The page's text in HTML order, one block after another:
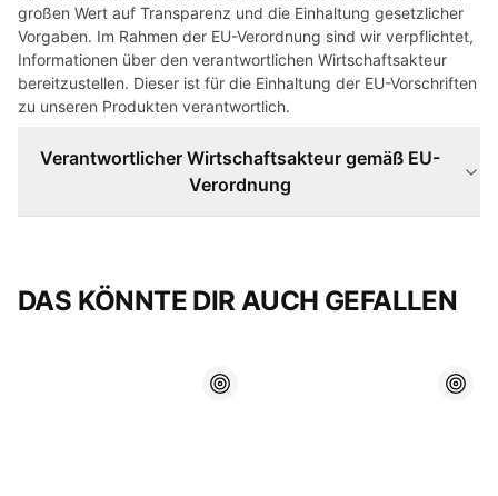
großen Wert auf Transparenz und die Einhaltung gesetzlicher
Vorgaben. Im Rahmen der EU-Verordnung sind wir verpflichtet,
Informationen über den verantwortlichen Wirtschaftsakteur
bereitzustellen. Dieser ist für die Einhaltung der EU-Vorschriften
zu unseren Produkten verantwortlich.
Verantwortlicher Wirtschaftsakteur gemäß EU-
Verordnung
DAS KÖNNTE DIR AUCH GEFALLEN